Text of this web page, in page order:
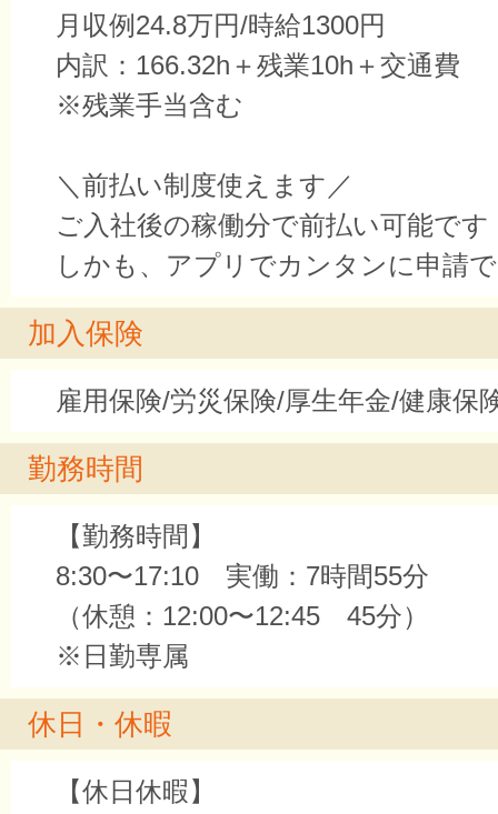
月収例24.8万円/時給1300円
内訳：166.32h＋残業10h＋交通費
※残業手当含む
＼前払い制度使えます／
ご入社後の稼働分で前払い可能です
しかも、アプリでカンタンに申請
加入保険
雇用保険/労災保険/厚生年金/健康保
勤務時間
【勤務時間】
8:30〜17:10 実働：7時間55分
（休憩：12:00〜12:45 45分）
※日勤専属
休日・休暇
【休日休暇】